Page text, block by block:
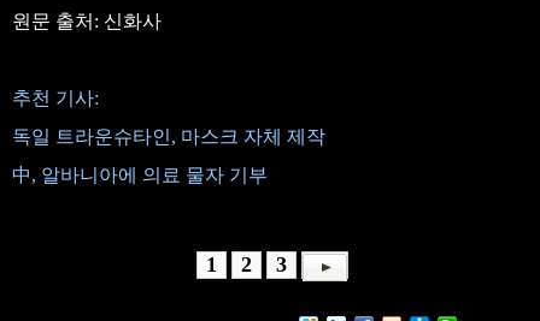
원문 출처: 신화사
추천 기사:
독일 트라운슈타인, 마스크 자체 제작
中, 알바니아에 의료 물자 기부
1 2 3